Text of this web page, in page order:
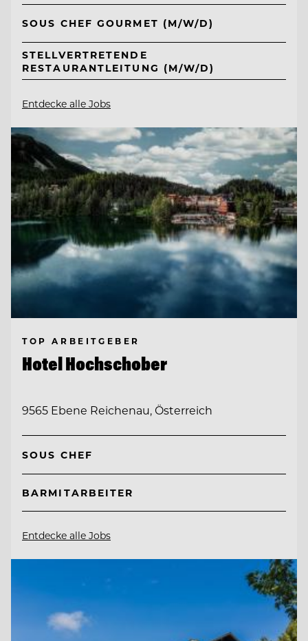
SOUS CHEF GOURMET (M/W/D)
STELLVERTRETENDE
RESTAURANTLEITUNG (M/W/D)
Entdecke alle Jobs
TOP ARBEITGEBER
Hotel Hochschober
9565 Ebene Reichenau, Österreich
SOUS CHEF
BARMITARBEITER
Entdecke alle Jobs